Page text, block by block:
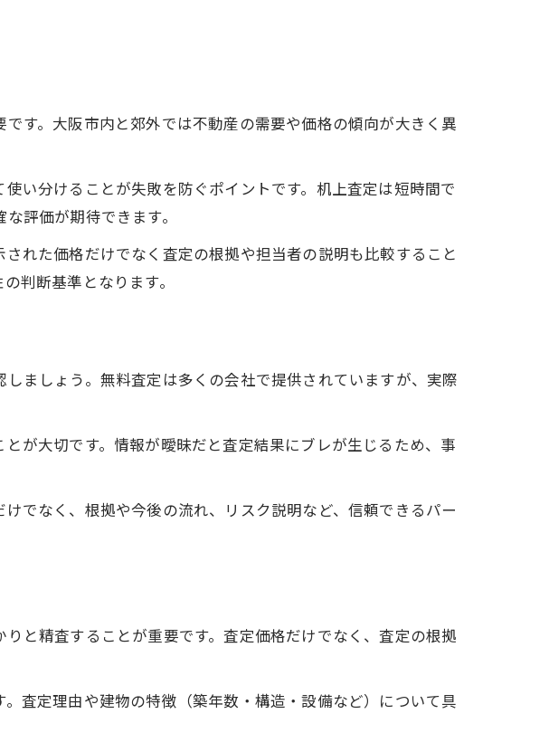
流れ
順を解説
の流れ
は何か
方とは
用の注意点
仕組み解説
際の注意点
違いとは
相場把握術
注意点
る選び方
す。大阪市内と郊外では不動産の需要や価格の傾向が大きく異
い分けることが失敗を防ぐポイントです。机上査定は短時間で
評価が期待できます。
れた価格だけでなく査定の根拠や担当者の説明も比較すること
判断基準となります。
ましょう。無料査定は多くの会社で提供されていますが、実際
が大切です。情報が曖昧だと査定結果にブレが生じるため、事
でなく、根拠や今後の流れ、リスク説明など、信頼できるパー
と精査することが重要です。査定価格だけでなく、査定の根拠
査定理由や建物の特徴（築年数・構造・設備など）について具